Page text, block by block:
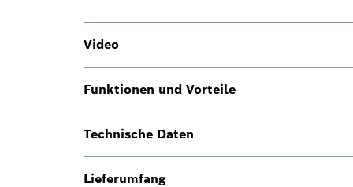
Video
Funktionen und Vorteile
Technische Daten
Lieferumfang